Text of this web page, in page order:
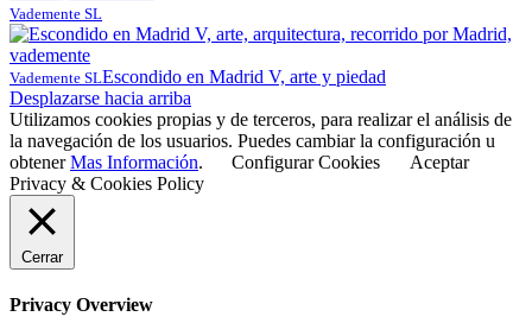
Vademente SL
Vademente SLEscondido en Madrid V, arte y piedad
Desplazarse hacia arriba
Utilizamos cookies propias y de terceros, para realizar el análisis de
la navegación de los usuarios. Puedes cambiar la configuración u
obtenerMas Información. Configurar Cookies
Aceptar
Privacy & Cookies Policy
Cerrar
Privacy Overview